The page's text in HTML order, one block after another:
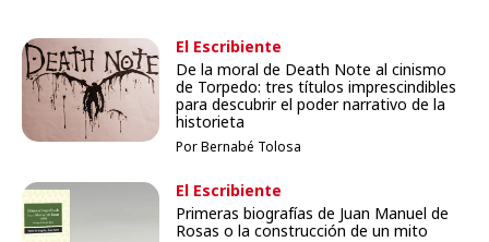
El Escribiente
De la moral de Death Note al cinismo
de Torpedo: tres títulos imprescindibles
para descubrir el poder narrativo de la
historieta
Por Bernabé Tolosa
El Escribiente
Primeras biografías de Juan Manuel de
Rosas o la construcción de un mito